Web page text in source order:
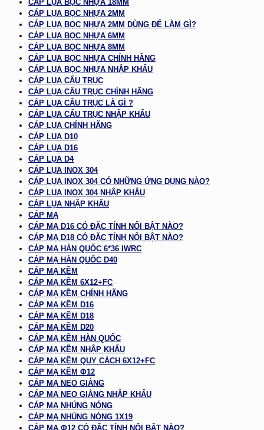
CÁP LỤA BỌC NHỰA 18MM
CÁP LỤA BỌC NHỰA 2MM
CÁP LỤA BỌC NHỰA 2MM DÙNG ĐỂ LÀM GÌ?
CÁP LỤA BỌC NHỰA 6MM
CÁP LỤA BỌC NHỰA 8MM
CÁP LỤA BỌC NHỰA CHÍNH HÃNG
CÁP LỤA BỌC NHỰA NHẬP KHẨU
CÁP LỤA CẨU TRỤC
CÁP LỤA CẨU TRỤC CHÍNH HÃNG
CÁP LỤA CẨU TRỤC LÀ GÌ ?
CÁP LỤA CẨU TRỤC NHẬP KHẨU
CÁP LỤA CHÍNH HÃNG
CÁP LỤA D10
CÁP LỤA D16
CÁP LỤA D4
CÁP LỤA INOX 304
CÁP LỤA INOX 304 CÓ NHỮNG ỨNG DỤNG NÀO?
CÁP LỤA INOX 304 NHẬP KHẨU
CÁP LỤA NHẬP KHẨU
CÁP MẠ
CÁP MẠ D16 CÓ ĐẶC TÍNH NỔI BẬT NÀO?
CÁP MẠ D18 CÓ ĐẶC TÍNH NỔI BẬT NÀO?
CÁP MẠ HÀN QUỐC 6*36 IWRC
CÁP MẠ HÀN QUỐC D40
CÁP MẠ KẼM
CÁP MẠ KẼM 6X12+FC
CÁP MẠ KẼM CHÍNH HÃNG
CÁP MẠ KẼM D16
CÁP MẠ KẼM D18
CÁP MẠ KẼM D20
CÁP MẠ KẼM HÀN QUỐC
CÁP MẠ KẼM NHẬP KHẨU
CÁP MẠ KẼM QUY CÁCH 6X12+FC
CÁP MẠ KẼM Φ12
CÁP MẠ NEO GIẰNG
CÁP MẠ NEO GIẰNG NHẬP KHẨU
CÁP MẠ NHÚNG NÓNG
CÁP MẠ NHÚNG NÓNG 1X19
CÁP MẠ Φ12 CÓ ĐẶC TÍNH NỔI BẬT NÀO?